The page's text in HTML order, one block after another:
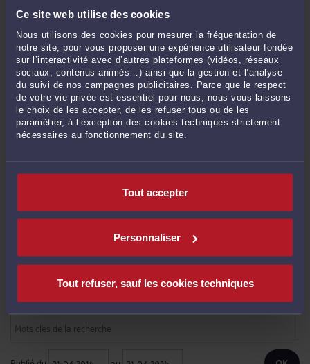
Ce site web utilise des cookies
Nous utilisons des cookies pour mesurer la fréquentation de
notre site, pour vous proposer une expérience utilisateur fondée
sur l’interactivité avec d’autres plateformes (vidéos, réseaux
sociaux, contenus animés…) ainsi que la gestion et l’analyse
du suivi de nos campagnes publicitaires. Parce que le respect
de votre vie privée est essentiel pour nous, nous vous laissons
le choix de les accepter, de les refuser tous ou de les
paramétrer, à l’exception des cookies techniques strictement
nécessaires au fonctionnement du site.
Tout accepter
Personnaliser
Tout refuser, sauf les cookies techniques
Derniers commentaires
Thierry MIGNOT expert national acoustique/bruit : « N'est-il pas nécessaire de
distinguer le bien-fondé de "fait" ... »
Le 11 mai 2026 à 18:28 surLe demandeur doit-il établir ...
Mme Clairehar557Ris CLAIRE HARRIS : « Cet arrêt de la Cour de cassation du 17
décembre 2025 est une illustration ... »
Le 28 janv. 2026 à 07:14surLe principe de la réparation ...
Le 31 oct. 2025 à 12:36surLe juge, qui est tenu de respecter ...
« Bonjour Dans une succession comprenant des biens immobiliers et
agricoles ... »
Le 12 févr. 2025 à 14:15
RECHERCHE